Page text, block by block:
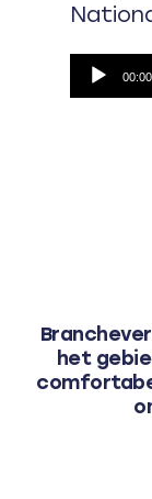
00:00
het